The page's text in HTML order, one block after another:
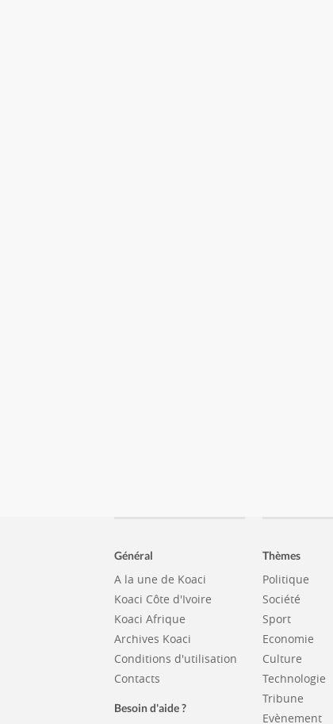
Général
A la une de Koaci
Koaci Côte d'Ivoire
Koaci Afrique
Archives Koaci
Conditions d'utilisation
Contacts
Besoin d'aide ?
Thèmes
Politique
Société
Sport
Economie
Culture
Technologie
Tribune
Evènement